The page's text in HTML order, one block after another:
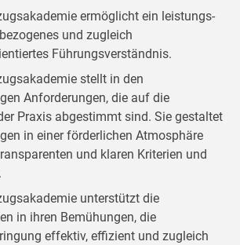
ermöglicht ein leistungs-
und zugleich
Führungsverständnis.
stellt in den
Anforderungen, die auf die
Praxis abgestimmt sind. Sie gestaltet
in einer förderlichen Atmosphäre
und klaren Kriterien und
unterstützt die
in ihren Bemühungen, die
effektiv, effizient und zugleich